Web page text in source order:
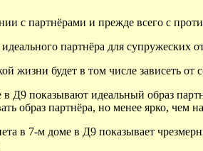
с партнёрами и прежде всего с
партнёра для супружеских
жизни будет в том числе зависеть
Д9 показывают идеальный образ
образ партнёра, но менее ярко, чем
в 7-м доме в Д9 показывает